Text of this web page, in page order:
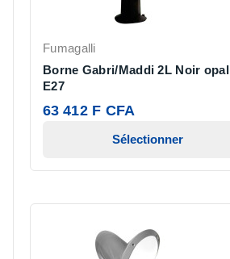
Fumagalli
Borne Gabri/Maddi 2L Noir opal
E27
63 412 F CFA
Sélectionner